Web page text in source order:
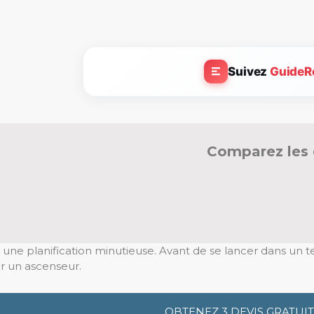
Suivez
Comparez les
planification minutieuse. Avant de se lancer dans
un ascenseur.